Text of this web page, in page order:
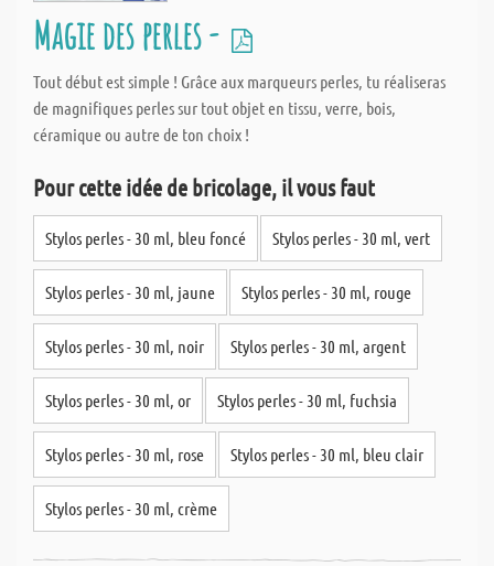
Magie des perles -
Tout début est simple ! Grâce aux marqueurs perles, tu réaliseras
de magnifiques perles sur tout objet en tissu, verre, bois,
céramique ou autre de ton choix !
Pour cette idée de bricolage, il vous faut
Stylos perles - 30 ml, bleu foncé Stylos perles - 30 ml, vert
Stylos perles - 30 ml, jaune Stylos perles - 30 ml, rouge
Stylos perles - 30 ml, noir Stylos perles - 30 ml, argent
Stylos perles - 30 ml, or Stylos perles - 30 ml, fuchsia
Stylos perles - 30 ml, rose Stylos perles - 30 ml, bleu clair
Stylos perles - 30 ml, crème